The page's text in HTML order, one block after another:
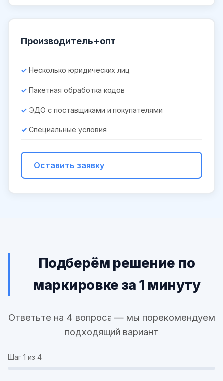
Производитель+опт
Несколько юридических лиц
Пакетная обработка кодов
ЭДО с поставщиками и покупателями
Специальные условия
Оставить заявку
Подберём решение по
маркировке за 1 минуту
Ответьте на 4 вопроса — мы порекомендуем
подходящий вариант
Шаг 1 из 4